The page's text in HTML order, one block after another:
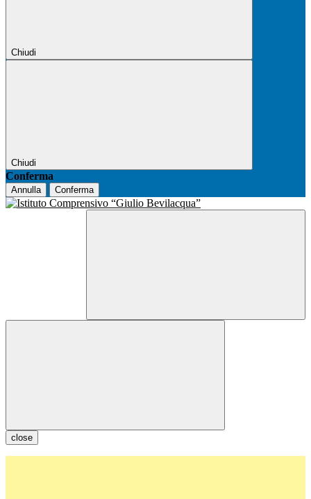
Chiudi
Chiudi
Conferma
Annulla Conferma
close